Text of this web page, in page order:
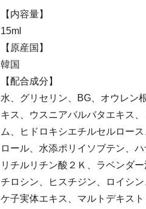
【内容量】
15ml
【原産国】
韓国
【配合成分】
水、グリセリン、BG、オウレン
キス、ウスニアバルバタエキス
ム、ヒドロキシエチルセルロー
ロール、水添ポリイソブテン、
リチルリチン酸２Ｋ、ラベンダ
チロシン、ヒスチジン、ロイシ
ケ子実体エキス、マルトデキス